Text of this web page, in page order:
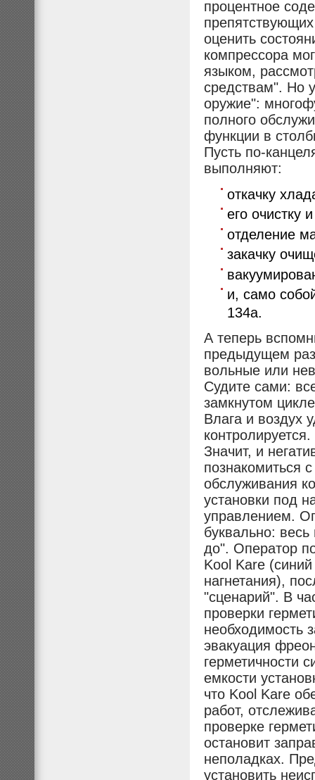
процентное
оценить
компрессора
языком,
средствам". Но
оружие":
полного
функции в
Пусть по-
выполняют:
откачку
его очистку
отделение
закачку
и, само
134а.
А теперь
предыдущем
вольные или
Судите сами:
замкнутом
Влага и воздух
Значит, и
познакомиться
обслуживания
установки под
управлением.
буквально:
до". Оператор
Kool Kare
нагнетания),
"сценарий". В
проверки
необходимость
эвакуация
герметичности
емкости
что Kool Kare
работ,
проверке
остановит
неполадках.
установить